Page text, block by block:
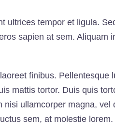
ultrices tempor et ligula.
sapien at sem.
finibus.
mattis tortor. Duis quis
nisi ullamcorper magna,
sem, at molestie lorem.